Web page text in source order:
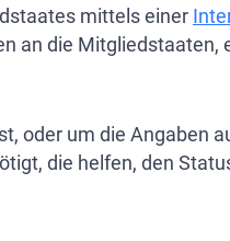
mittels einer
an die
oder um die Angaben
die helfen, den